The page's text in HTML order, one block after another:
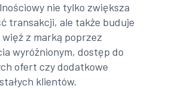
nie tylko zwiększa
transakcji, ale także buduje
z marką poprzez
wyróżnionym, dostęp do
ofert czy dodatkowe
klientów.